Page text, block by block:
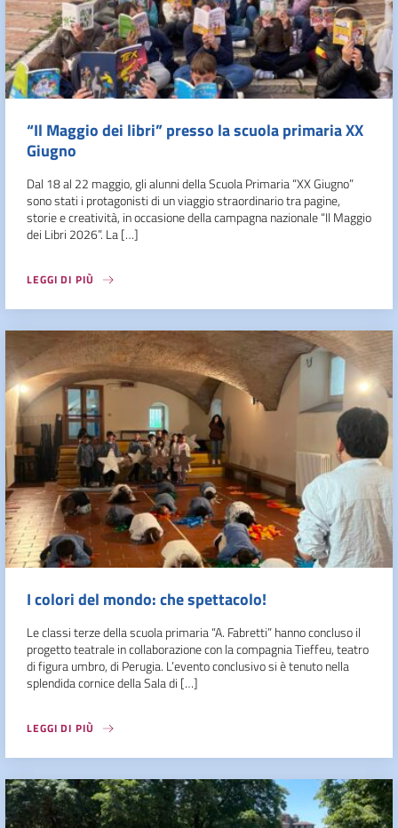
“Il Maggio dei libri” presso la scuola primaria XX
Giugno
Dal 18 al 22 maggio, gli alunni della Scuola Primaria “XX Giugno”
sono stati i protagonisti di un viaggio straordinario tra pagine,
storie e creatività, in occasione della campagna nazionale “Il Maggio
dei Libri 2026”. La […]
LEGGI DI PIÙ
I colori del mondo: che spettacolo!
Le classi terze della scuola primaria “A. Fabretti” hanno concluso il
progetto teatrale in collaborazione con la compagnia Tieffeu, teatro
di figura umbro, di Perugia. L’evento conclusivo si è tenuto nella
splendida cornice della Sala di […]
LEGGI DI PIÙ